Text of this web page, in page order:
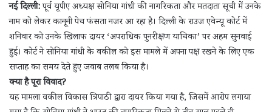
नई दिल्ली:पूर्व यूपीए अध्यक्ष सोनिया गांधी की नागरिकता और मतदाता सूची में उनके
नाम को लेकर कानूनी पेच फंसता नजर आ रहा है। दिल्ली के राउज एवेन्यू कोर्ट में
शनिवार को उनके खिलाफ दायर ‘अपराधिक पुनरीक्षण याचिका’ पर अहम सुनवाई
हुई। कोर्ट ने सोनिया गांधी के वकील को इस मामले में अपना पक्ष रखने के लिए एक
सप्ताह का समय देते हुए जवाब तलब किया है।
क्या है पूरा विवाद?
यह मामला वकील विकास त्रिपाठी द्वारा दायर किया गया है, जिसमें आरोप लगाया